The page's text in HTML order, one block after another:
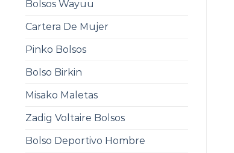
Bolsos Wayuu
Cartera De Mujer
Pinko Bolsos
Bolso Birkin
Misako Maletas
Zadig Voltaire Bolsos
Bolso Deportivo Hombre